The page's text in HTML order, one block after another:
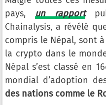
pays, un rapport
Chainalysis, a révélé
compris le Népal, sont
la crypto dans le
Népal s’est classé en
mondial d’adoption
des nations comme le